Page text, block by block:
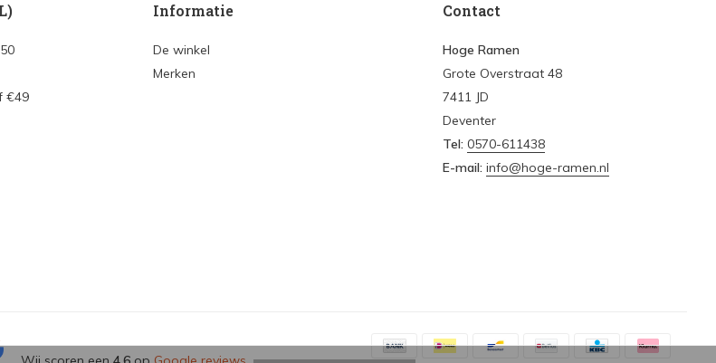
€49
Informatie
De winkel
Merken
Contact
Hoge Ramen
Grote Overstraat 48
7411 JD
Deventer
Tel: 0570-611438
E-mail: info@hoge-ramen.nl